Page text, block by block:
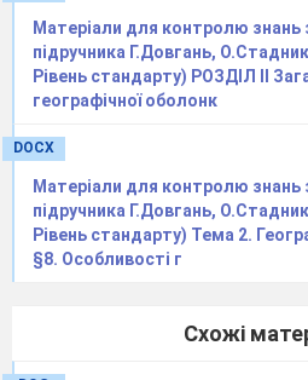
Матеріали для контролю знань
підручника Г.Довгань,
Рівень стандарту) РОЗДІЛ ІІ
географічної оболонк
DOCX
Матеріали для контролю знань
підручника Г.Довгань,
Рівень стандарту) Тема 2.
§8. Особливості г
Схожі